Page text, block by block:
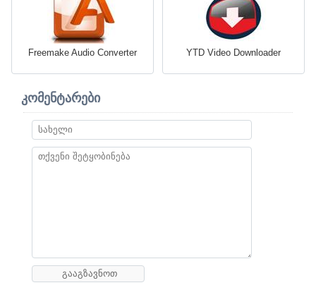
Freemake Audio Converter YTD Video Downloader
კომენტარები